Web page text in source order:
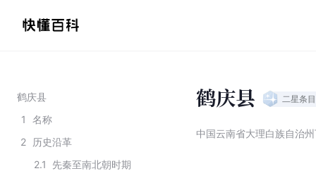
鹤庆县
1
名称
2
历史沿革
2.1
先秦至南北朝时期
鹤庆县 二星条目
中国云南省大理白族自治